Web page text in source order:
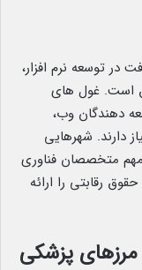
در توسعه نرم افزار،
است. غول های
دهندگان وب،
دارند. شهرهایی
مهم متخصصان فناوری
رقابتی را ارائه
پزشکی